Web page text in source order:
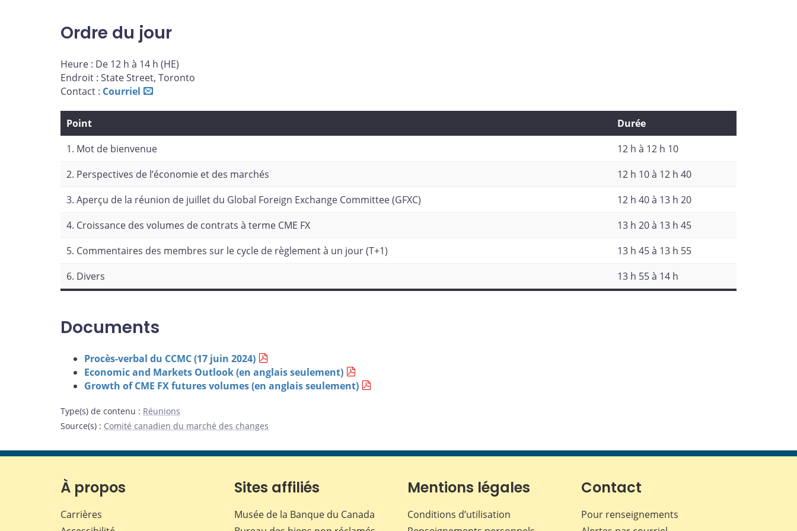
Facebook
X
LinkedIncourriel
Ordre du jour
Heure : De 12 h à 14 h (HE)
Endroit : State Street, Toronto
Contact : Courriel
Point
Durée
1. Mot de bienvenue
12 h à 12 h 10
2. Perspectives de l’économie et des marchés
12 h 10 à 12 h 40
3. Aperçu de la réunion de juillet du Global Foreign Exchange Committee (GFXC)
12 h 40 à 13 h 20
4. Croissance des volumes de contrats à terme CME FX
13 h 20 à 13 h 45
5. Commentaires des membres sur le cycle de règlement à un jour (T+1)
13 h 45 à 13 h 55
6. Divers
13 h 55 à 14 h
Documents
Procès-verbal du CCMC (17 juin 2024)
Economic and Markets Outlook (en anglais seulement)
Growth of CME FX futures volumes (en anglais seulement)
Type(s) de contenu : Réunions
Source(s) : Comité canadien du marché des changes
À propos
Carrières
Sites affiliés
Musée de la Banque du Canada
Mentions légales
Conditions d’utilisation
Contact
Pour renseignements